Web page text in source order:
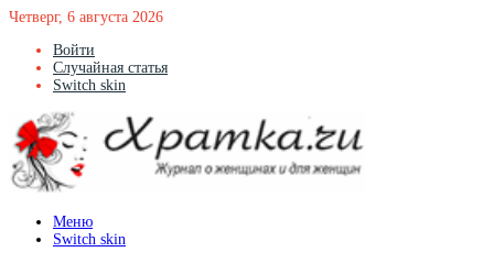
Четверг, 6 августа 2026
Войти
Случайная статья
Switch skin
Меню
Switch skin